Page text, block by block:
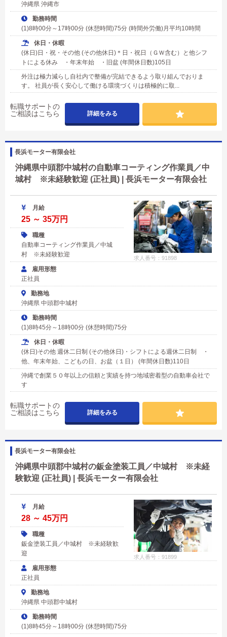
沖縄県 沖縄市
勤務時間
(1)8時00分～17時00分 (休憩時間)75分 (時間外労働)月平均10時間
休日・休暇
(休日)日・祝・その他 (その他休日)＊日・祝日（ＧＷ含む）と他シフ
トによる休み ・年末年始 ・旧盆 (年間休日数)105日
外注は極力減らし自社内で整備が完結できるよう取り組んでおりま
す。 社員が長く安心して働ける環境づくりは積極的に取...
転職サポートの
ご相談はこちら
詳細をみる
長浜モーター有限会社
沖縄県中頭郡中城村の自動車コーティング作業員／中
城村 ※未経験歓迎 (正社員) | 長浜モーター有限会社
求人番号：91898
月給
25 ～ 35万円
職種
自動車コーティング作業員／中城
村 ※未経験歓迎
雇用形態
正社員
勤務地
沖縄県 中頭郡中城村
勤務時間
(1)8時45分～18時00分 (休憩時間)75分
休日・休暇
(休日)その他 週休二日制 (その他休日)・シフトによる週休二日制 ・
他、年末年始、こどもの日、お盆（１日） (年間休日数)110日
沖縄で創業５０年以上の信頼と実績を持つ地域密着型の自動車会社で
す
転職サポートの
ご相談はこちら
詳細をみる
長浜モーター有限会社
沖縄県中頭郡中城村の鈑金塗装工員／中城村 ※未経
験歓迎 (正社員) | 長浜モーター有限会社
求人番号：91899
月給
28 ～ 45万円
職種
鈑金塗装工員／中城村 ※未経験歓
迎
雇用形態
正社員
勤務地
沖縄県 中頭郡中城村
勤務時間
(1)8時45分～18時00分 (休憩時間)75分